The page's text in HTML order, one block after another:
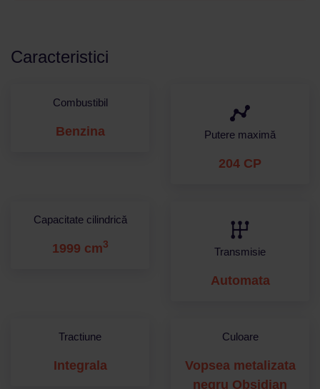
Caracteristici
Combustibil
Benzina Putere maximă
204 CP
Capacitate cilindrică
1999 cm3
Transmisie
Automata
Tractiune
Integrala
Culoare
Vopsea metalizata
negru Obsidian